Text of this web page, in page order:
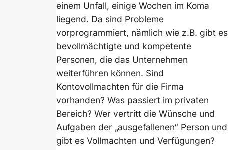
einem Unfall, einige Wochen im Koma
liegend. Da sind Probleme
vorprogrammiert, nämlich wie z.B. gibt es
bevollmächtigte und kompetente
Personen, die das Unternehmen
weiterführen können. Sind
Kontovollmachten für die Firma
vorhanden? Was passiert im privaten
Bereich? Wer vertritt die Wünsche und
Aufgaben der „ausgefallenen“ Person und
gibt es Vollmachten und Verfügungen?